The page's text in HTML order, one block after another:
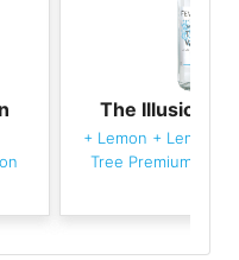
The Illusionist
+ Lemon + Lemon
Tree Premium Dry